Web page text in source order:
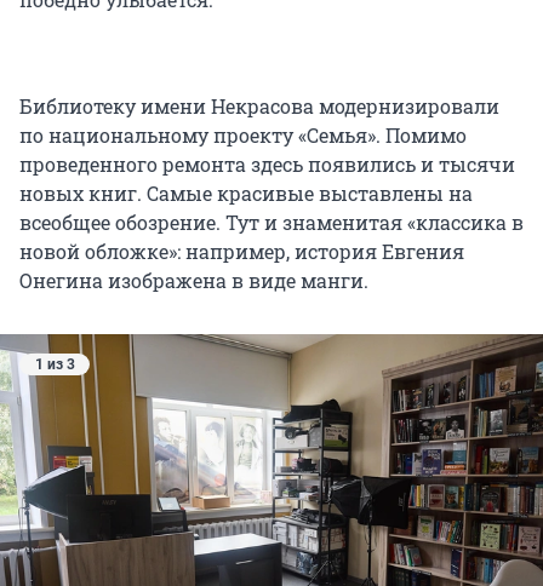
Библиотеку имени Некрасова модернизировали
по национальному проекту «Семья». Помимо
проведенного ремонта здесь появились и тысячи
новых книг. Самые красивые выставлены на
всеобщее обозрение. Тут и знаменитая «классика в
новой обложке»: например, история Евгения
Онегина изображена в виде манги.
1 из 3